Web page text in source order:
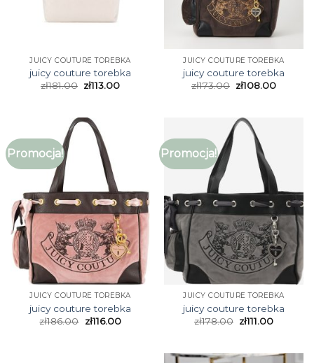
JUICY COUTURE TOREBKA
juicy couture torebka
zł181.00 zł113.00
JUICY COUTURE TOREBKA
juicy couture torebka
zł173.00 zł108.00
Promocja!
JUICY COUTURE TOREBKA
juicy couture torebka
zł186.00 zł116.00
Promocja!
JUICY COUTURE TOREBKA
juicy couture torebka
zł178.00 zł111.00